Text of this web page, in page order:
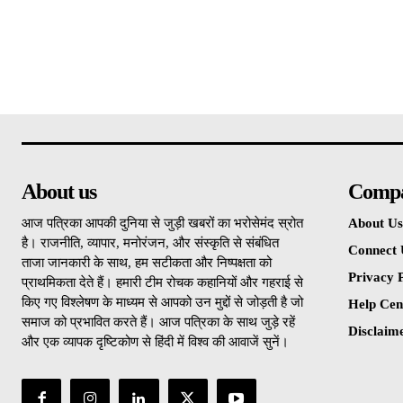
About us
आज पत्रिका आपकी दुनिया से जुड़ी खबरों का भरोसेमंद स्रोत
है। राजनीति, व्यापार, मनोरंजन, और संस्कृति से संबंधित
ताजा जानकारी के साथ, हम सटीकता और निष्पक्षता को
प्राथमिकता देते हैं। हमारी टीम रोचक कहानियों और गहराई से
किए गए विश्लेषण के माध्यम से आपको उन मुद्दों से जोड़ती है जो
समाज को प्रभावित करते हैं। आज पत्रिका के साथ जुड़े रहें
और एक व्यापक दृष्टिकोण से हिंदी में विश्व की आवाजें सुनें।
About Us
Connect
Privacy
Help